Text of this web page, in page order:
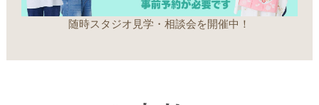
随時スタジオ見学・相談会を開催中！